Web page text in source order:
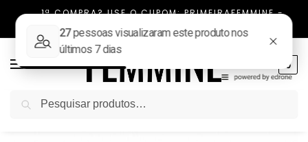
1ª COMPRA? USE O CUPOM: PRIMEIRAFEMMINE -
0
Início / NOVIDADES / Scarpin Slingback Couro Original Kim Marrom